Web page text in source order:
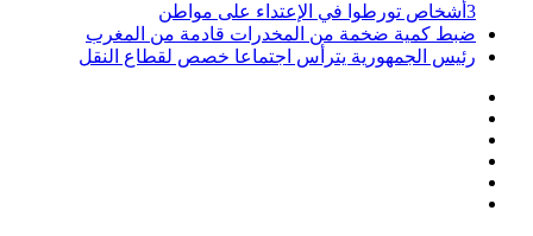
3أشخاص تورطوا في الإعتداء على مواطن
ضبط كمية ضخمة من المخدرات قادمة من المغرب
رئيس الجمهورية يترأس اجتماعا خصص لقطاع النقل